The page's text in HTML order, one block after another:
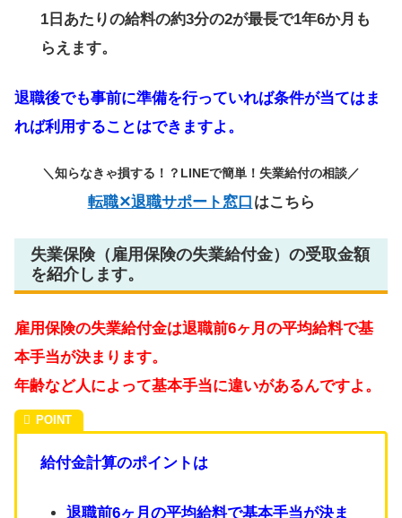
1日あたりの給料の約3分の2が最長で1年6か月も
らえます。
退職後でも事前に準備を行っていれば条件が当てはま
れば利用することはできますよ。
＼知らなきゃ損する！？LINEで簡単！失業給付の相談／
転職✕退職サポート窓口 はこちら
失業保険（雇用保険の失業給付金）の受取金額
を紹介します。
雇用保険の失業給付金は退職前6ヶ月の平均給料で基
本手当が決まります。
年齢など人によって基本手当に違いがあるんですよ。
給付金計算のポイントは
退職前6ヶ月の平均給料で基本手当が決ま